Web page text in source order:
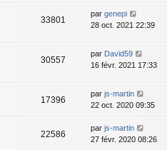
33801
par genepi
28 oct. 2021 22:39
30557
par David59
16 févr. 2021 17:33
17396
par js-martin
22 oct. 2020 09:35
22586
par js-martin
27 févr. 2020 08:26